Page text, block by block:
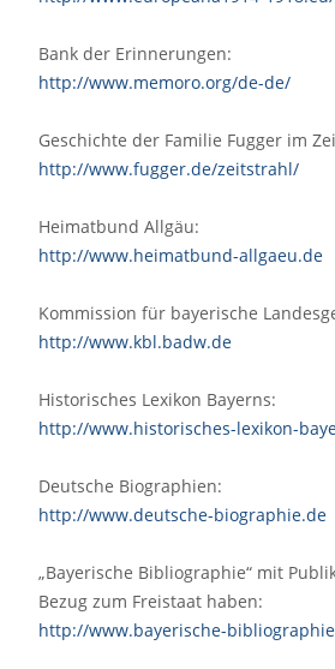
Bank der Erinnerungen:
http://www.memoro.org/de-de/
Geschichte der Familie Fugger im
http://www.fugger.de/zeitstrahl/
Heimatbund Allgäu:
http://www.heimatbund-allgaeu.de
Kommission für bayerische
http://www.kbl.badw.de
Historisches Lexikon Bayerns:
http://www.historisches-lexikon-
Deutsche Biographien:
http://www.deutsche-biographie.de
„Bayerische Bibliographie“ mit
Bezug zum Freistaat haben:
http://www.bayerische-